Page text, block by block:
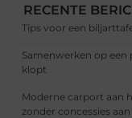
RECENTE
Tips voor een
Samenwerken op een
klopt
Moderne carport aan
zonder concessies